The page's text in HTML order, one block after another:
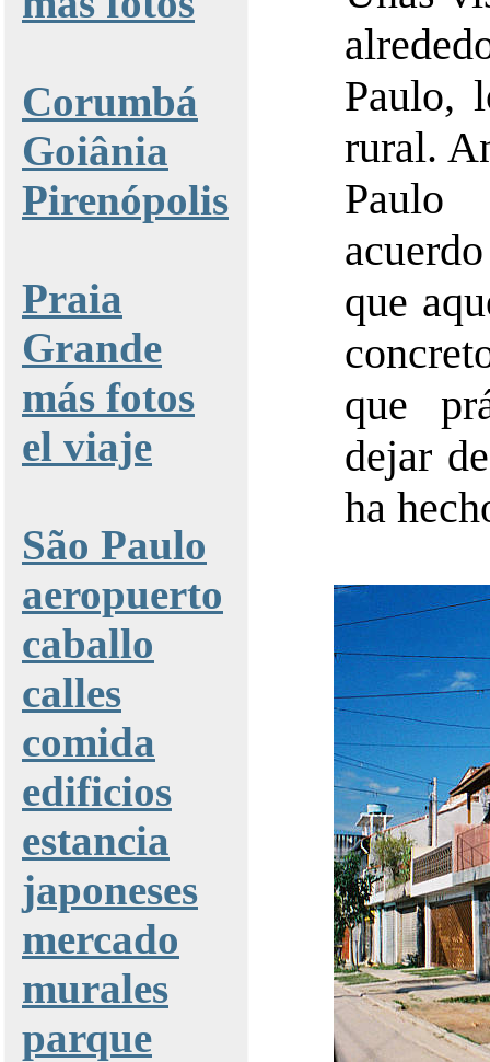
Corumbá
Goiânia
Pirenópolis
Praia
Grande
más fotos
el viaje
São Paulo
aeropuerto
caballo
calles
comida
edificios
estancia
japoneses
mercado
murales
parque
Paulo,
rural.
Paulo
que
que
dejar
ha